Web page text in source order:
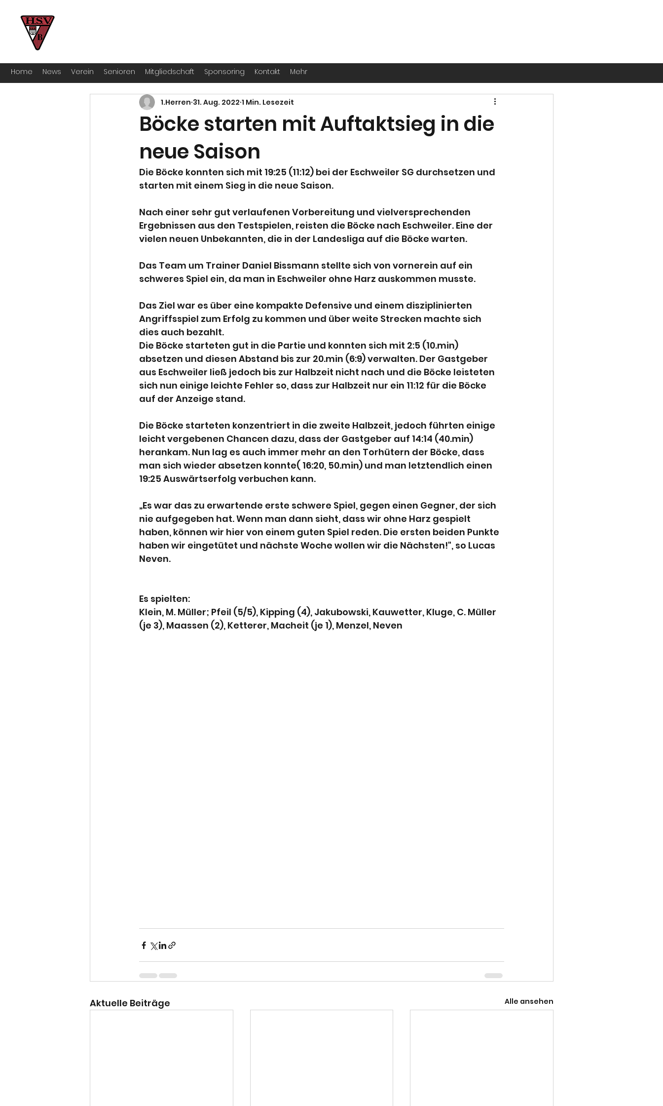
Home News Verein Senioren Mitgliedschaft Sponsoring Kontakt Mehr
Böcke starten mit Auftaktsieg in die
neue Saison
1.Herren 31. Aug. 2022 1 Min. Lesezeit
Die Böcke konnten sich mit 19:25 (11:12) bei der Eschweiler SG durchsetzen und
starten mit einem Sieg in die neue Saison.
Nach einer sehr gut verlaufenen Vorbereitung und vielversprechenden
Ergebnissen aus den Testspielen, reisten die Böcke nach Eschweiler. Eine der
vielen neuen Unbekannten, die in der Landesliga auf die Böcke warten.
Das Team um Trainer Daniel Bissmann stellte sich von vornerein auf ein
schweres Spiel ein, da man in Eschweiler ohne Harz auskommen musste.
Das Ziel war es über eine kompakte Defensive und einem disziplinierten
Angriffsspiel zum Erfolg zu kommen und über weite Strecken machte sich
dies auch bezahlt.
Die Böcke starteten gut in die Partie und konnten sich mit 2:5 (10.min)
absetzen und diesen Abstand bis zur 20.min (6:9) verwalten. Der Gastgeber
aus Eschweiler ließ jedoch bis zur Halbzeit nicht nach und die Böcke leisteten
sich nun einige leichte Fehler so, dass zur Halbzeit nur ein 11:12 für die Böcke
auf der Anzeige stand.
Die Böcke starteten konzentriert in die zweite Halbzeit, jedoch führten einige
leicht vergebenen Chancen dazu, dass der Gastgeber auf 14:14 (40.min)
herankam. Nun lag es auch immer mehr an den Torhütern der Böcke, dass
man sich wieder absetzen konnte( 16:20, 50.min) und man letztendlich einen
19:25 Auswärtserfolg verbuchen kann.
„Es war das zu erwartende erste schwere Spiel, gegen einen Gegner, der sich
nie aufgegeben hat. Wenn man dann sieht, dass wir ohne Harz gespielt
haben, können wir hier von einem guten Spiel reden. Die ersten beiden Punkte
haben wir eingetütet und nächste Woche wollen wir die Nächsten!", so Lucas
Neven.
Es spielten:
Klein, M. Müller; Pfeil (5/5), Kipping (4), Jakubowski, Kauwetter, Kluge, C. Müller
(je 3), Maassen (2), Ketterer, Macheit (je 1), Menzel, Neven
Aktuelle Beiträge Alle ansehen